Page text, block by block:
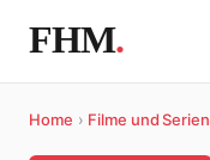
FHM.
Home › Filme und Serien